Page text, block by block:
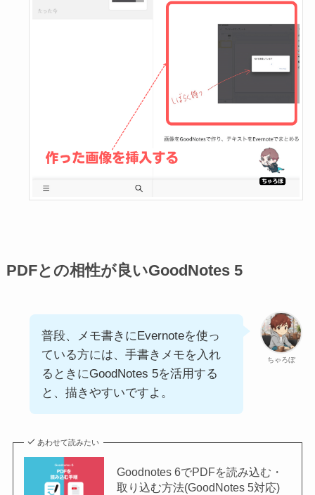
PDFとの相性が良いGoodNotes 5
ちゃろぼ
普段、メモ書きにEvernoteを使っ
ている方には、手書きメモを入れ
るときにGoodNotes 5を活用する
と、描きやすいですよ。
あわせて読みたい
Goodnotes 6でPDFを読み込む・
取り込む方法(GoodNotes 5対応)